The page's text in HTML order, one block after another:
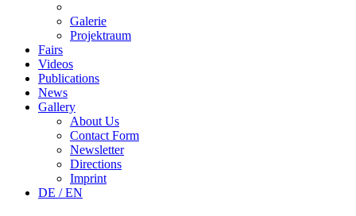
Galerie
Projektraum
Fairs
Videos
Publications
News
Gallery
About Us
Contact Form
Newsletter
Directions
Imprint
DE / EN